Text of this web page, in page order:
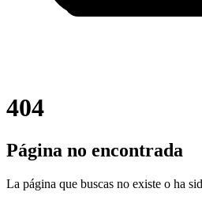
404
Página no encontrada
La página que buscas no existe o ha